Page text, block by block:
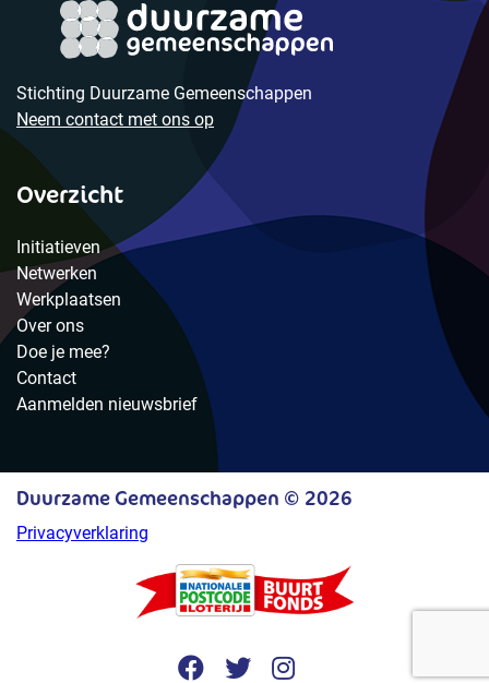
Stichting Duurzame Gemeenschappen
Neem contact met ons op
Overzicht
Initiatieven
Netwerken
Werkplaatsen
Over ons
Doe je mee?
Contact
Aanmelden nieuwsbrief
Duurzame Gemeenschappen © 2026
Privacyverklaring